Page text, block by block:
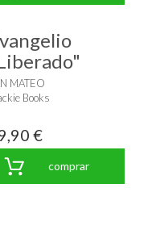
MATEO
Books
€
comprar